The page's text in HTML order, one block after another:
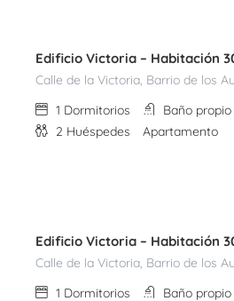
Edificio Victoria – Habitación
Calle de la Victoria, Barrio de los
1 Dormitorios Baño propio
2 Huéspedes Apartamento
Edificio Victoria – Habitación
Calle de la Victoria, Barrio de los
1 Dormitorios Baño propio